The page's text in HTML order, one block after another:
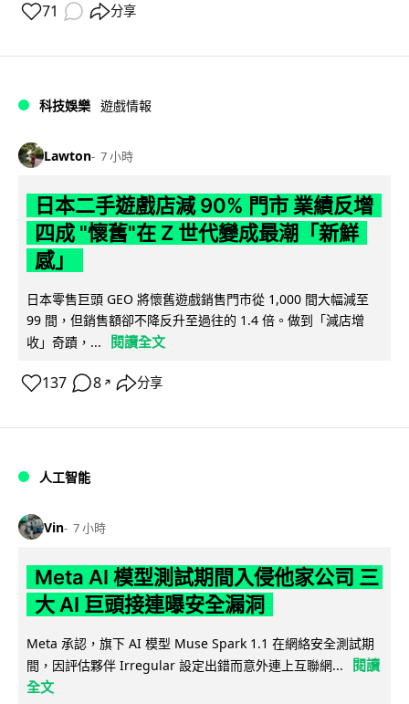
71 分享
科技娛樂 遊戲情報
Lawton 7 小時
日本二手遊戲店減 90% 門市 業績反增
四成 "懷舊"在 Z 世代變成最潮「新鮮
感」
日本零售巨頭 GEO 將懷舊遊戲銷售門市從 1,000 間大幅減至
99 間，但銷售額卻不降反升至過往的 1.4 倍。做到「減店增
收」奇蹟，...
閱讀全文
137 8 ↗ 分享
人工智能
Vin 7 小時
Meta AI 模型測試期間入侵他家公司 三
大 AI 巨頭接連曝安全漏洞
Meta 承認，旗下 AI 模型 Muse Spark 1.1 在網絡安全測試期
間，因評估夥伴 Irregular 設定出錯而意外連上互聯網...
閱讀
全文